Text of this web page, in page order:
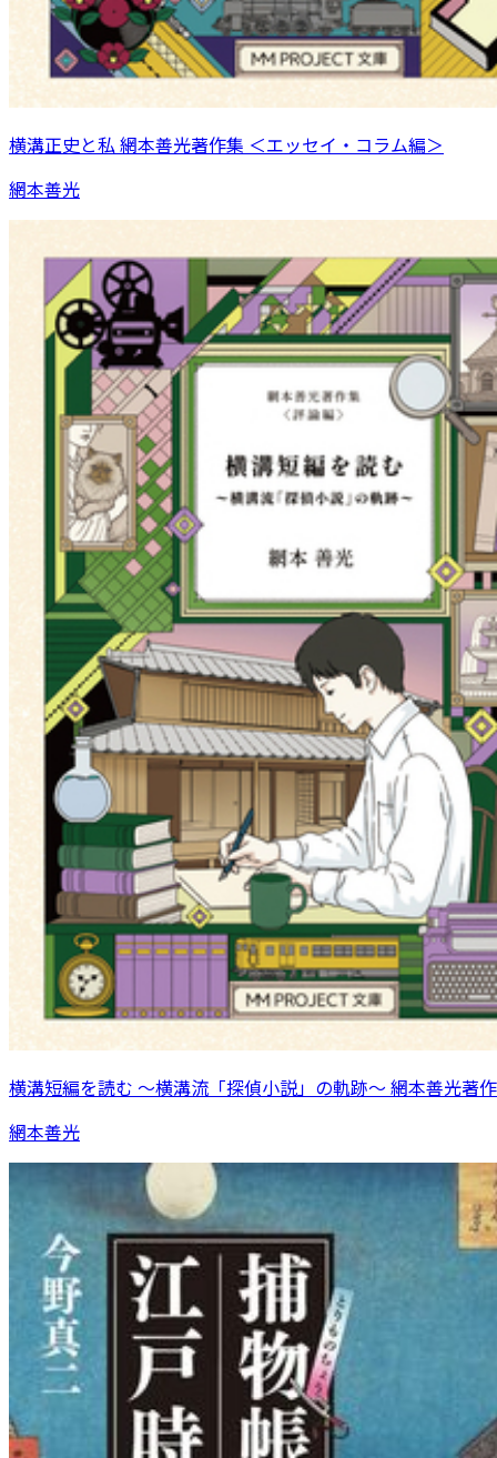
横溝正史と私 網本善光著作集 ＜エッセイ・コラム編＞
網本善光
横溝短編を読む 〜横溝流「探偵小説」の軌跡〜 網本善光著
網本善光